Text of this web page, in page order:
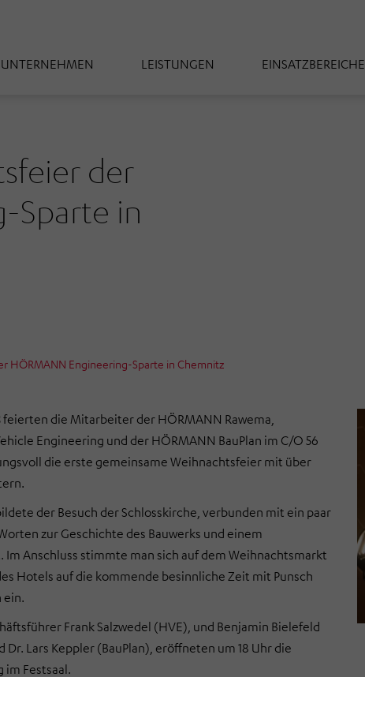
UNTERNEHMEN LEISTUNGEN EINSATZBEREICHE
der
Sparte in
HÖRMANN Engineering-Sparte in Chemnitz
feierten die Mitarbeiter der HÖRMANN Rawema,
Engineering und der HÖRMANN BauPlan im C/O 56
die erste gemeinsame Weihnachtsfeier mit über
der Besuch der Schlosskirche, verbunden mit ein paar
zur Geschichte des Bauwerks und einem
Im Anschluss stimmte man sich auf dem Weihnachtsmarkt
Hotels auf die kommende besinnliche Zeit mit Punsch
ein.
Frank Salzwedel (HVE), und Benjamin Bielefeld
Dr. Lars Keppler (BauPlan), eröffneten um 18 Uhr die
im Festsaal.